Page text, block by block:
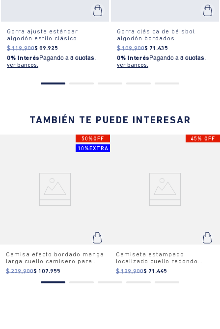
Gorra ajuste estándar
algodón estilo clásico
$ 119.900$ 89.925
0% Interés Pagando a 3 cuotas.
ver bancos.
Gorra clásica de béisbol
algodón bordados
$ 109.900$ 71 .435
0% Interés Pagando a 3 cuotas.
ver bancos.
TAMBIÉN TE PUEDE INTERESAR
50%OFF
10%EXTRA
Camisa efecto bordado manga
larga cuello camisero para
hombre
$ 239.900$ 107.955
45% OFF
Camiseta estampado
localizado cuello redondo
para mujer
$ 129.900$ 71.445